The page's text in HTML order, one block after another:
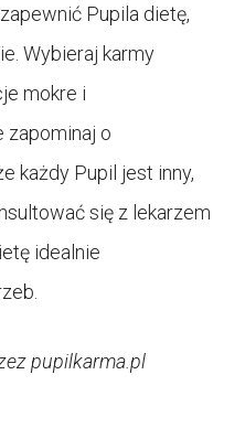
Pupila dietę,
Wybieraj karmy
mokre i
zapominaj o
każdy Pupil jest inny,
się z lekarzem
idealnie
pupilkarma.pl